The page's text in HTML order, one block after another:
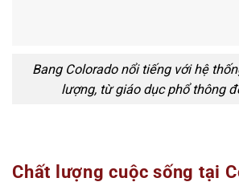
Bang Colorado nổi tiếng với hệ
lượng, từ giáo dục phổ thông
Chất lượng cuộc sống tại